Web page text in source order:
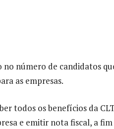
número de candidatos
as empresas.
todos os benefícios da
e emitir nota fiscal, a